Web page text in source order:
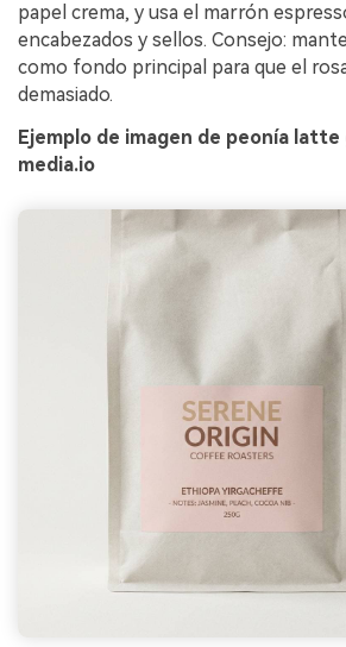
papel crema, y usa el marrón
encabezados y sellos. Consejo:
como fondo principal para que el
demasiado.
Ejemplo de imagen de peonía latte
media.io